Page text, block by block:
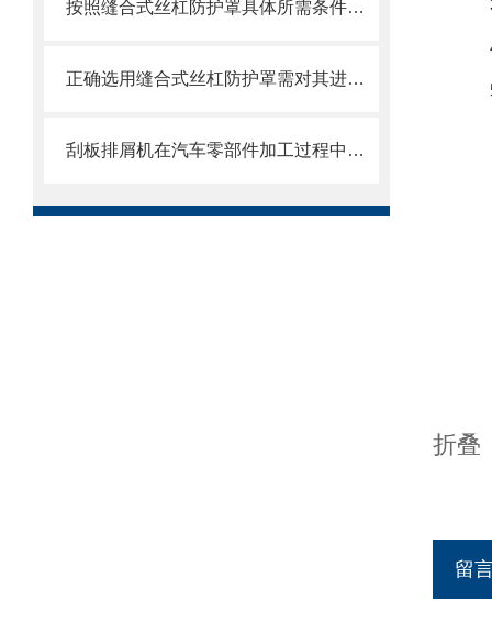
按照缝合式丝杠防护罩具体所需条件定制
正确选用缝合式丝杠防护罩需对其进行风险评估
刮板排屑机在汽车零部件加工过程中的作用
折叠
留